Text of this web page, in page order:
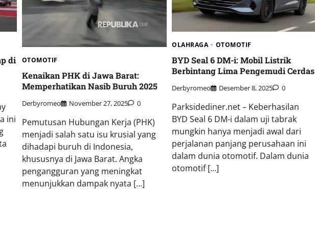
di
ini
OTOMOTIF
Kenaikan PHK di Jawa Barat:
Memperhatikan Nasib Buruh 2025
Derbyromeo November 27, 2025 0
Pemutusan Hubungan Kerja (PHK)
menjadi salah satu isu krusial yang
dihadapi buruh di Indonesia,
khususnya di Jawa Barat. Angka
pengangguran yang meningkat
menunjukkan dampak nyata […]
OLAHRAGA OTOMOTIF
BYD Seal 6 DM-i: Mobil Listrik
Berbintang Lima Pengemudi Cerdas
Derbyromeo Desember 8, 2025 0
Parksidediner.net – Keberhasilan
BYD Seal 6 DM-i dalam uji tabrak
mungkin hanya menjadi awal dari
perjalanan panjang perusahaan ini
dalam dunia otomotif. Dalam dunia
otomotif […]